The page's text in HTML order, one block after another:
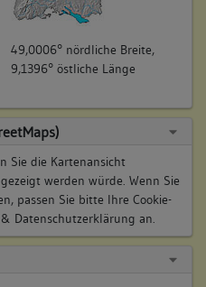
49,0006° nördliche Breite,
9,1396° östliche Länge
Sie die Kartenansicht
werden würde. Wenn Sie
passen Sie bitte Ihre Cookie-
Datenschutzerklärung an.